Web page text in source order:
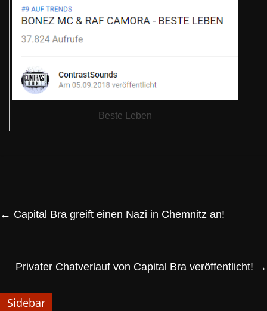
Beste Leben
← Capital Bra greift einen Nazi in Chemnitz an!
Privater Chatverlauf von Capital Bra veröffentlicht! →
Sidebar